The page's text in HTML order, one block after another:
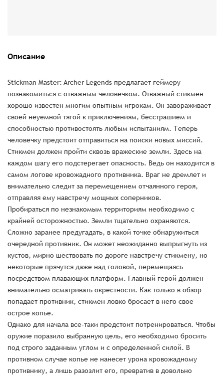
Описание
Stickman Master: Archer Legends предлагает геймеру
познакомиться с отважным человечком. Отважный стикмен
хорошо известен многим опытным игрокам. Он завораживает
своей неуемной тягой к приключениям, бесстрашием и
способностью противостоять любым испытаниям. Теперь
человечку предстоит отправиться на поиски новых миссий.
Стикмен должен пройти сквозь вражеские земли. Здесь на
каждом шагу его подстерегает опасность. Ведь он находится в
самом логове кровожадного противника. Враг не дремлет и
внимательно следит за перемещением отчаянного героя,
отправляя ему навстречу мощных соперников.
Пробираться по незнакомым территориям необходимо с
крайней осторожностью. Земли тщательно охраняются.
Сложно заранее предугадать, в какой точке обнаружиться
очередной противник. Он может неожиданно выпрыгнуть из
кустов, мирно шествовать по дороге навстречу стикмену, но
некоторые прячутся даже над головой, перемещаясь
посредством плавающих платформ. Главный герой должен
внимательно осматривать окрестности. Как только в обзор
попадает противник, стикмен ловко бросает в него свое
острое копье.
Однако для начала все-таки предстоит потренироваться. Чтобы
оружие поразило выбранную цель, его необходимо бросить
под строго заданным углом и с определенной силой. В
противном случае копье не нанесет урона кровожадному
противнику, а лишь разозлит его, превратив в довольно